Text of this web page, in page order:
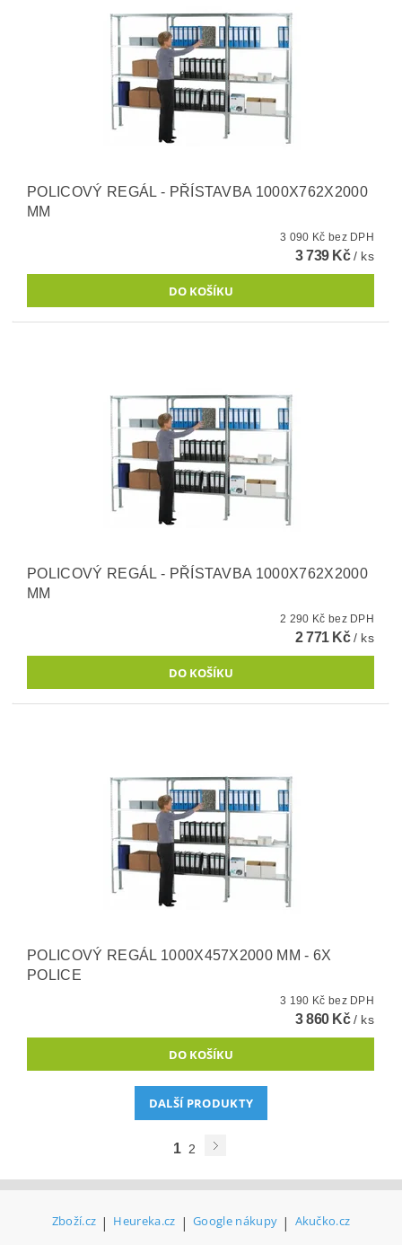
POLICOVÝ REGÁL - PŘÍSTAVBA 1000X762X2000
MM
3 090 Kč bez DPH
3 739 Kč/ ks
POLICOVÝ REGÁL - PŘÍSTAVBA 1000X762X2000
MM
2 290 Kč bez DPH
2 771 Kč/ ks
POLICOVÝ REGÁL 1000X457X2000 MM - 6X
POLICE
3 190 Kč bez DPH
3 860 Kč/ ks
DALŠÍ PRODUKTY
1 2
Zboží.cz | Heureka.cz | Google nákupy | Akučko.cz